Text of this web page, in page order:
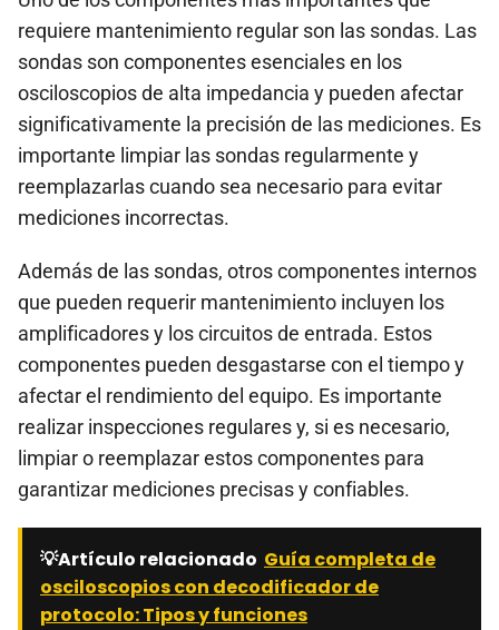
requiere mantenimiento regular son las sondas. Las
sondas son componentes esenciales en los
osciloscopios de alta impedancia y pueden afectar
significativamente la precisión de las mediciones. Es
importante limpiar las sondas regularmente y
reemplazarlas cuando sea necesario para evitar
mediciones incorrectas.
Además de las sondas, otros componentes internos
que pueden requerir mantenimiento incluyen los
amplificadores y los circuitos de entrada. Estos
componentes pueden desgastarse con el tiempo y
afectar el rendimiento del equipo. Es importante
realizar inspecciones regulares y, si es necesario,
limpiar o reemplazar estos componentes para
garantizar mediciones precisas y confiables.
💡Artículo relacionado Guía completa de
osciloscopios con decodificador de
protocolo: Tipos y funciones